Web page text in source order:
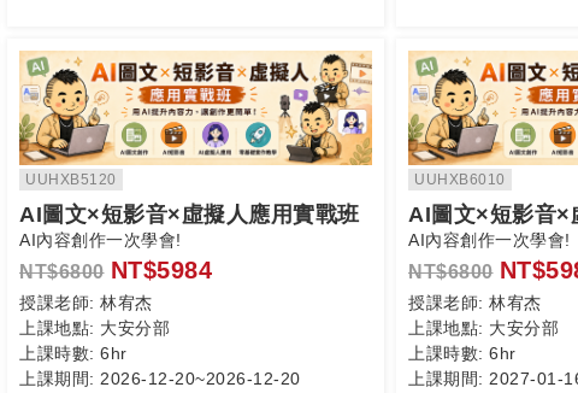
UUHXB5120
AI圖文×短影音×虛擬人應用實戰班
AI內容創作一次學會!
NT$6800 NT$5984
授課老師: 林宥杰
上課地點: 大安分部
上課時數: 6hr
上課期間: 2026-12-20~2026-12-20
UUHXB6010
AI圖文×短影音×
AI內容創作一次學會!
NT$6800
授課老師: 林宥杰
上課地點: 大安分部
上課時數: 6hr
上課期間: 2027-01-